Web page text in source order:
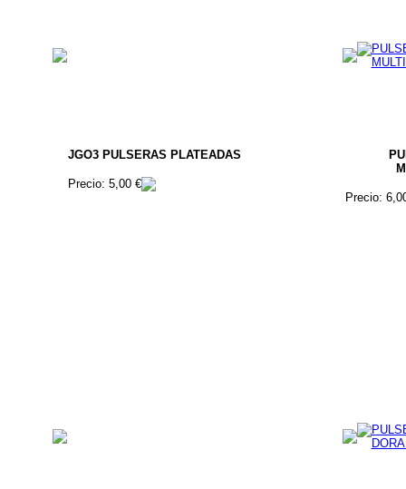
JGO3 PULSERAS PLATEADAS
Precio: 5,00 €
Precio: